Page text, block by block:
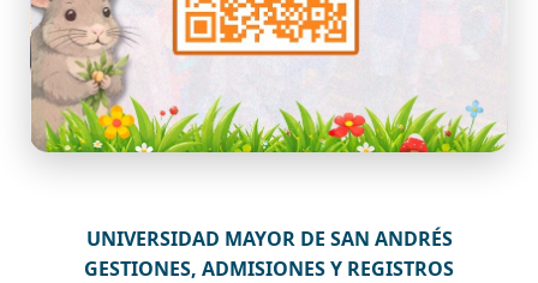
UNIVERSIDAD MAYOR DE SAN ANDRÉS
GESTIONES, ADMISIONES Y REGISTROS